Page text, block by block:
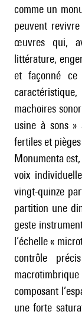
comme un
peuvent
œuvres qui,
littérature,
et façonné ce
machoires
usine à sons »
fertiles et
Monumenta
voix
vingt-quinze
partition une
geste
l’échelle «
contrôle
composant
une forte